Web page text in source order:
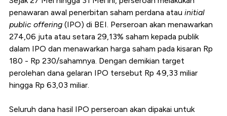
penawaran awal penerbitan saham perdana atau initial
public offering (IPO) di BEI. Perseroan akan menawarkan
274,06 juta atau setara 29,13% saham kepada publik
dalam IPO dan menawarkan harga saham pada kisaran Rp
180 - Rp 230/sahamnya. Dengan demikian target
perolehan dana gelaran IPO tersebut Rp 49,33 miliar
hingga Rp 63,03 miliar.
Seluruh dana hasil IPO perseroan akan dipakai untuk